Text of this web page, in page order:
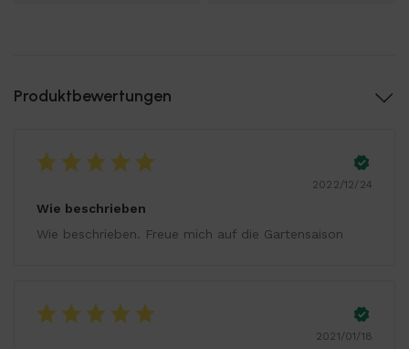
Produktbewertungen
2022/12/24
Wie beschrieben
Wie beschrieben. Freue mich auf die Gartensaison
2021/01/18